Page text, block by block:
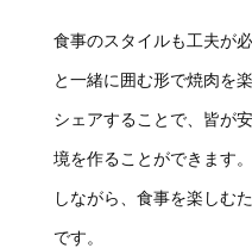
食事のスタイルも工夫が
と一緒に囲む形で焼肉を
シェアすることで、皆が
境を作ることができます
しながら、食事を楽しむ
です。